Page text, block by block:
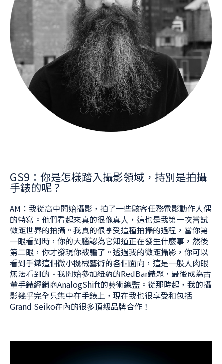
GS9：你是怎樣踏入攝影領域，持別是拍攝
手錶的呢？
AM：我從高中開始攝影，拍了一些駭客任務電影動作人偶
的特寫。他們看起來真的很像真人，這也是我第一次嘗試
微距世界的拍攝。我真的很享受這種拍攝的過程，當你第
一眼看到時，你的大腦認為它知道正在發生什麼事，然後
第二眼，你才發現你被騙了。透過我的微距攝影，你可以
看到手錶這個微小機械藝術的各個面向，這是一般人肉眼
無法看到的。我開始參加紐約的RedBar錶聚，最後成為古
董手錶經銷商AnalogShift的藝術總監。從那時起，我的攝
影幾乎完全只集中在手錶上，現在我也很享受和包括
Grand Seiko在內的很多頂級品牌合作！